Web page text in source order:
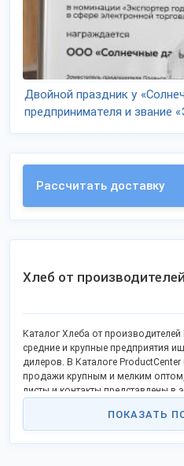
Двойной праздник у
предпринимателя и звание
Рассчитать доставку
Хлеб от
Каталог Хлеба от
средние и крупные предприятия
дилеров. В Каталоге
продажи крупным и мелким оптом,
листы и контакты представлены в
ПОКАЗАТЬ